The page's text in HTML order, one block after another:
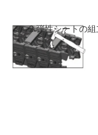
2.弾性シートの組